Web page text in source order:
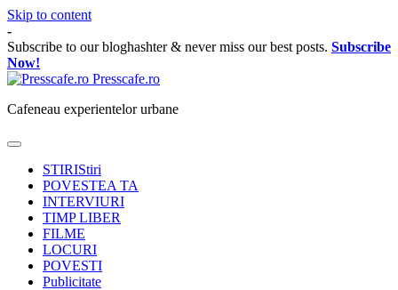
Skip to content
-
Subscribe to our bloghashter & never miss our best posts. Subscribe
Now!
Presscafe.ro
Cafeneau experientelor urbane
STIRIStiri
POVESTEA TA
INTERVIURI
TIMP LIBER
FILME
LOCURI
POVESTI
Publicitate